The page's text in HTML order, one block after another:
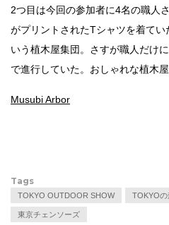
2つ目は今回の参加者に4名の職人
がプリントされたTシャツを着て
いう植木屋集団。さすが職人だけ
で進行していた。おしゃれな植木
Musubi Arbor
Tags
TOKYO OUTDOOR SHOW TOKYOの
東京チェンソーズ